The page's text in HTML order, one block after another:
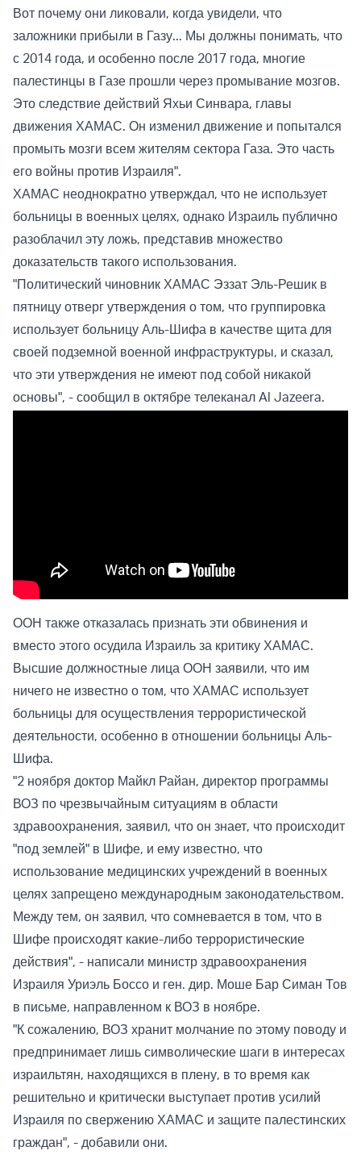
Вот почему они ликовали, когда увидели, что
заложники прибыли в Газу... Мы должны понимать, что
с 2014 года, и особенно после 2017 года, многие
палестинцы в Газе прошли через промывание мозгов.
Это следствие действий Яхьи Синвара, главы
движения ХАМАС. Он изменил движение и попытался
промыть мозги всем жителям сектора Газа. Это часть
его войны против Израиля".
ХАМАС неоднократно утверждал, что не использует
больницы в военных целях, однако Израиль публично
разоблачил эту ложь, представив множество
доказательств такого использования.
"Политический чиновник ХАМАС Эззат Эль-Решик в
пятницу отверг утверждения о том, что группировка
использует больницу Аль-Шифа в качестве щита для
своей подземной военной инфраструктуры, и сказал,
что эти утверждения не имеют под собой никакой
основы", - сообщил в октябре телеканал Al Jazeera.
ООН также отказалась признать эти обвинения и
вместо этого осудила Израиль за критику ХАМАС.
Высшие должностные лица ООН заявили, что им
ничего не известно о том, что ХАМАС использует
больницы для осуществления террористической
деятельности, особенно в отношении больницы Аль-
Шифа.
"2 ноября доктор Майкл Райан, директор программы
ВОЗ по чрезвычайным ситуациям в области
здравоохранения, заявил, что он знает, что происходит
"под землей" в Шифе, и ему известно, что
использование медицинских учреждений в военных
целях запрещено международным законодательством.
Между тем, он заявил, что сомневается в том, что в
Шифе происходят какие-либо террористические
действия", - написали министр здравоохранения
Израиля Уриэль Боссо и ген. дир. Моше Бар Симан Тов
в письме, направленном к ВОЗ в ноябре.
"К сожалению, ВОЗ хранит молчание по этому поводу и
предпринимает лишь символические шаги в интересах
израильтян, находящихся в плену, в то время как
решительно и критически выступает против усилий
Израиля по свержению ХАМАС и защите палестинских
граждан", - добавили они.